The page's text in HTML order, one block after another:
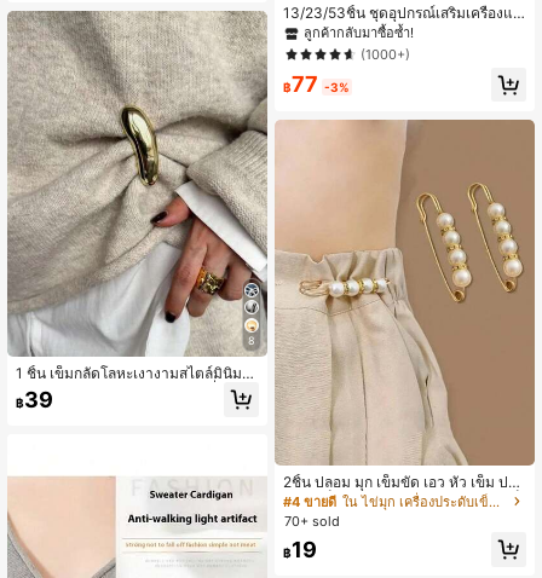
4.89 5.4K ผู้ติดตาม
ผู้หญิงเหลือแค่8ชิ้น
8
1 ชิ้น เข็มกลัดโลหะเงางามสไตล์มินิมอ
ลสำหรับผู้หญิง อุปกรณ์เสริมแฟชั่นระดั
บสูงสำหรับตกแต่งชุดและเสื้อโค้ท
฿39
13/23/53ชิ้น ชุดอุปกรณ์เสริมเครื่องแต่
งกายสตรีแบบคละแบบ, รวมถึงคลิปหนี
บเอว, คลิปหนีบเข็มขัด, หัวเข็มขัดปรับไ
ด้, เข็มกลัด, กระดุมกันหย่อน (ไม่มีกล่อง
บรรจุภัณฑ์)
ลูกค้ากลับมาซื้อซ้ำ!
(1000+)
฿77 -3%
2ชิ้น ปลอม มุก เข็มขัด เอว หัว เข็ม ปลอ
ม มุก เข็มกลัด กางเกง ปรับขนาดได้ เข็
มขัด ฤดูร้อน, โรงเรียน ฤดูใบไม้ผลิ, ฤดูใ
#4 ขายดี
ใน ไข่มุก เครื่องประดับเข็มขัดและเข็มขัดผู้หญิง
70+ sold
฿19